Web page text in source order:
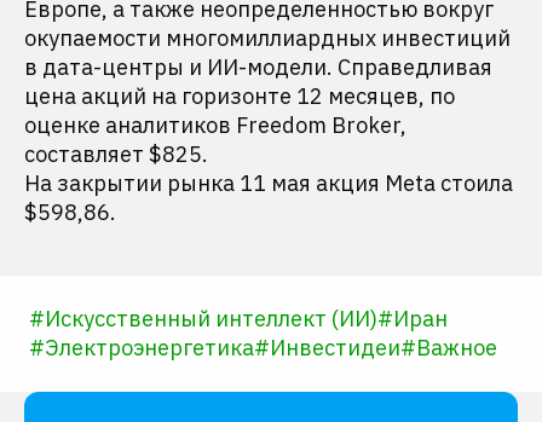
Европе, а также неопределенностью вокруг
окупаемости многомиллиардных инвестиций
в дата-центры и ИИ-модели. Справедливая
цена акций на горизонте 12 месяцев, по
оценке аналитиков Freedom Broker,
составляет $825.
На закрытии рынка 11 мая акция Meta стоила
$598,86.
#Искусственный интеллект (ИИ)#Иран
#Электроэнергетика#Инвестидеи#Важное